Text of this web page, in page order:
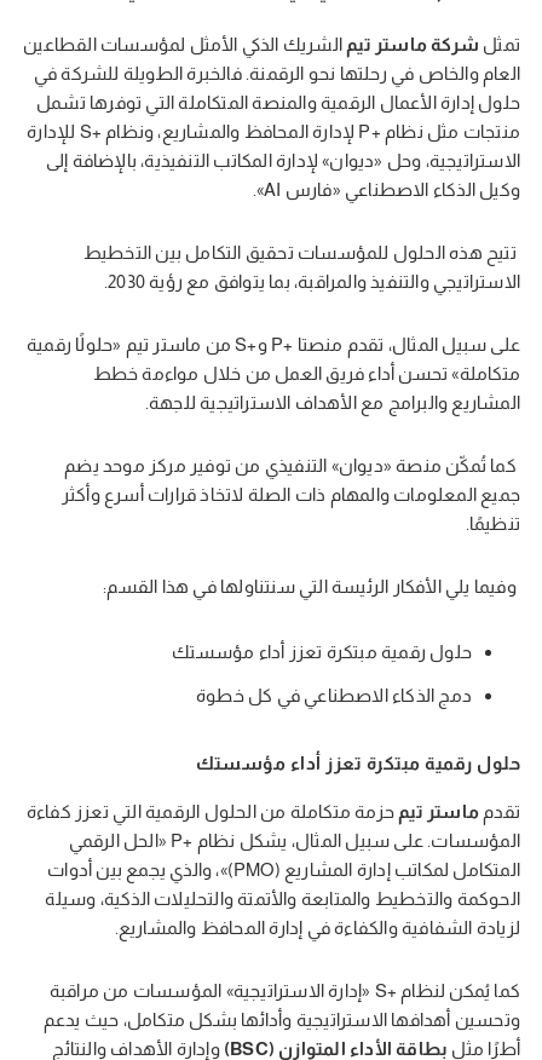
تمثل شركة ماستر تيم الشريك الذكي الأمثل لمؤسسات القطاعين
العام والخاص في رحلتها نحو الرقمنة. فالخبرة الطويلة للشركة في
حلول إدارة الأعمال الرقمية والمنصة المتكاملة التي توفرها تشمل
منتجات مثل نظام +P لإدارة المحافظ والمشاريع، ونظام +S للإدارة
الاستراتيجية، وحل «ديوان» لإدارة المكاتب التنفيذية، بالإضافة إلى
وكيل الذكاء الاصطناعي «فارس AI».
تتيح هذه الحلول للمؤسسات تحقيق التكامل بين التخطيط
الاستراتيجي والتنفيذ والمراقبة، بما يتوافق مع رؤية 2030.
على سبيل المثال، تقدم منصتا +P و+S من ماستر تيم «حلولًا رقمية
متكاملة» تحسن أداء فريق العمل من خلال مواءمة خطط
المشاريع والبرامج مع الأهداف الاستراتيجية للجهة.
كما تُمكّن منصة «ديوان» التنفيذي من توفير مركز موحد يضم
جميع المعلومات والمهام ذات الصلة لاتخاذ قرارات أسرع وأكثر
تنظيمًا.
وفيما يلي الأفكار الرئيسة التي سنتناولها في هذا القسم:
حلول رقمية مبتكرة تعزز أداء مؤسستك
دمج الذكاء الاصطناعي في كل خطوة
حلول رقمية مبتكرة تعزز أداء مؤسستك
تقدم ماستر تيم حزمة متكاملة من الحلول الرقمية التي تعزز كفاءة
المؤسسات. على سبيل المثال، يشكل نظام +P «الحل الرقمي
المتكامل لمكاتب إدارة المشاريع (PMO)»، والذي يجمع بين أدوات
الحوكمة والتخطيط والمتابعة والأتمتة والتحليلات الذكية، وسيلة
لزيادة الشفافية والكفاءة في إدارة المحافظ والمشاريع.
كما يُمكن لنظام +S «إدارة الاستراتيجية» المؤسسات من مراقبة
وتحسين أهدافها الاستراتيجية وأدائها بشكل متكامل، حيث يدعم
أطرًا مثل بطاقة الأداء المتوازن (BSC)
وإدارة الأهداف والنتائج